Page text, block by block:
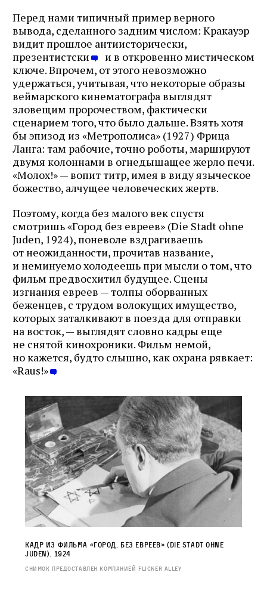
Перед нами типичный пример верного
вывода, сделанного задним числом: Кракауэр
видит прошлое антиисторически,
презентистски
и в откровенно мистическом
ключе. Впрочем, от этого невозможно
удержаться, учитывая, что некоторые образы
веймарского кинематографа выглядят
зловещим пророчеством, фактически
сценарием того, что было дальше. Взять хотя
бы эпизод из «Метрополиса» (1927) Фрица
Ланга: там рабочие, точно роботы, маршируют
двумя колоннами в огнедышащее жерло печи.
«Молох!» — вопит титр, имея в виду языческое
божество, алчущее человеческих жертв.
Поэтому, когда без малого век спустя
смотришь «Город без евреев» (Die Stadt ohne
Juden, 1924), поневоле вздрагиваешь
от неожиданности, прочитав название,
и неминуемо холодеешь при мысли о том, что
фильм предвосхитил будущее. Сцены
изгнания евреев — толпы оборванных
беженцев, с трудом волокущих имущество,
которых заталкивают в поезда для отправки
на восток, — выглядят словно кадры еще
не снятой кинохроники. Фильм немой,
но кажется, будто слышно, как охрана рявкает:
«Raus!»
Кадр из фильма «Город. без евреев» (Die Stadt ohne
Juden). 1924
Снимок предоставлен компанией Flicker Alley